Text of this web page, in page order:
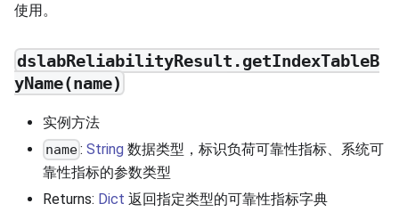
使用。
dslabReliabilityResult.getIndexTableB
yName(name)
实例方法
name:String 数据类型，标识负荷可靠性指标、系统可
靠性指标的参数类型
Returns: Dict 返回指定类型的可靠性指标字典